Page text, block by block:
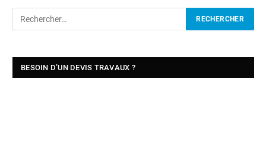
BESOIN D’UN DEVIS TRAVAUX ?